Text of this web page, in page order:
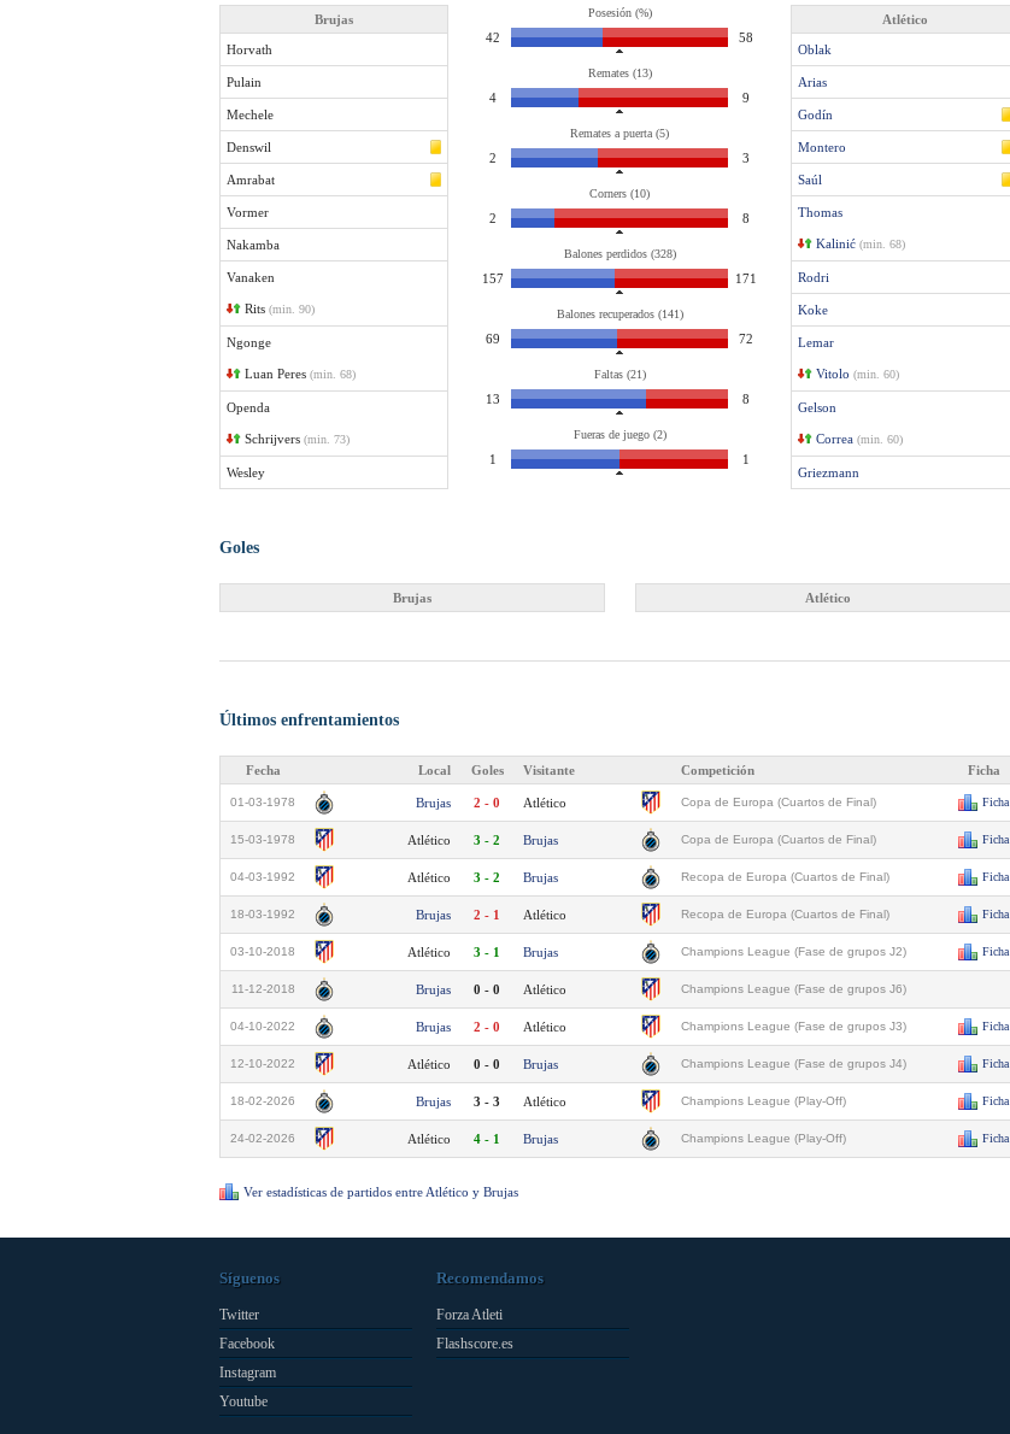
Brujas
Horvath
Pulain
Mechele
Denswil
Amrabat
Vormer
Nakamba
Vanaken
Rits (min. 90)
Ngonge
Luan Peres (min. 68)
Openda
Schrijvers (min. 73)
Wesley
Posesión (%)
42 58
Remates (13)
4 9
Remates a puerta (5)
2 3
Corners (10)
2 8
Balones perdidos (328)
157 171
Balones recuperados (141)
69 72
Faltas (21)
13 8
Fueras de juego (2)
1 1
Atlético
Oblak
Arias
Godín
Montero
Saúl
Thomas
Kalinić (min. 68)
Rodri
Koke
Lemar
Vitolo (min. 60)
Gelson
Correa (min. 60)
Griezmann
Goles
Brujas Atlético
Últimos enfrentamientos
Fecha Local Goles Visitante Competición Ficha
01-03-1978 Brujas 2 - 0 Atlético Copa de Europa (Cuartos de Final) Ficha
15-03-1978 Atlético 3 - 2 Brujas Copa de Europa (Cuartos de Final) Ficha
04-03-1992 Atlético 3 - 2 Brujas Recopa de Europa (Cuartos de Final) Ficha
18-03-1992 Brujas 2 - 1 Atlético Recopa de Europa (Cuartos de Final) Ficha
03-10-2018 Atlético 3 - 1 Brujas Champions League (Fase de grupos J2) Ficha
11-12-2018 Brujas 0 - 0 Atlético Champions League (Fase de grupos J6)
04-10-2022 Brujas 2 - 0 Atlético Champions League (Fase de grupos J3) Ficha
12-10-2022 Atlético 0 - 0 Brujas Champions League (Fase de grupos J4) Ficha
18-02-2026 Brujas 3 - 3 Atlético Champions League (Play-Off) Ficha
24-02-2026 Atlético 4 - 1 Brujas Champions League (Play-Off) Ficha
Ver estadísticas de partidos entre Atlético y Brujas
Síguenos
Twitter
Facebook
Instagram
Youtube
Recomendamos
Forza Atleti
Flashscore.es